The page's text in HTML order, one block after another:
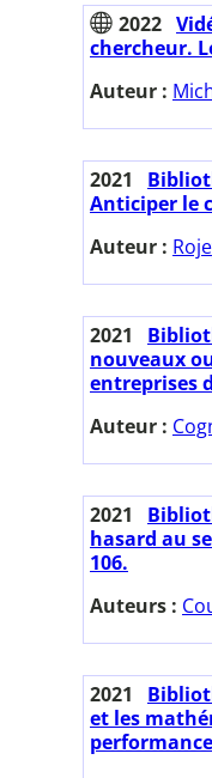
2022
chercheur.
Auteur :
2021
Anticiper le
Auteur :
2021
nouveaux
entreprises
Auteur :
2021
hasard au
106.
Auteurs :
2021
et les